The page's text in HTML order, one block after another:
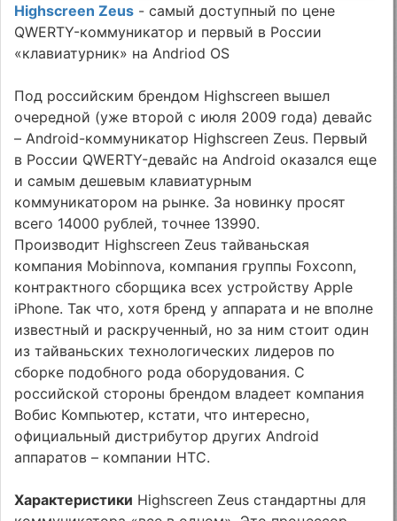
Highscreen Zeus - самый доступный по цене
QWERTY-коммуникатор и первый в России
«клавиатурник» на Andriod OS
Под российским брендом Highscreen вышел
очередной (уже второй с июля 2009 года) девайс
– Android-коммуникатор Highscreen Zeus. Первый
в России QWERTY-девайс на Android оказался еще
и самым дешевым клавиатурным
коммуникатором на рынке. За новинку просят
всего 14000 рублей, точнее 13990.
Производит Highscreen Zeus тайваньская
компания Mobinnova, компания группы Foxconn,
контрактного сборщика всех устройству Apple
iPhone. Так что, хотя бренд у аппарата и не вполне
известный и раскрученный, но за ним стоит один
из тайваньских технологических лидеров по
сборке подобного рода оборудования. С
российской стороны брендом владеет компания
Вобис Компьютер, кстати, что интересно,
официальный дистрибутор других Android
аппаратов – компании HTC.
Характеристики Highscreen Zeus стандартны для